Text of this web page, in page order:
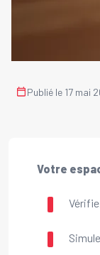
Publié le 17 mai
Votre